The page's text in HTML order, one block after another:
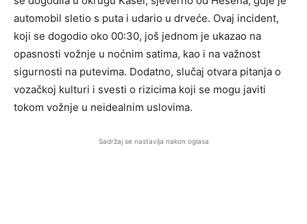
automobil sletio s puta i udario u drveće. Ovaj incident,
koji se dogodio oko 00:30, još jednom je ukazao na
opasnosti vožnje u noćnim satima, kao i na važnost
sigurnosti na putevima. Dodatno, slučaj otvara pitanja o
vozačkoj kulturi i svesti o rizicima koji se mogu javiti
tokom vožnje u neidealnim uslovima.
Sadržaj se nastavlja nakon oglasa